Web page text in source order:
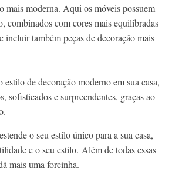
mais moderna. Aqui os móveis possuem
combinados com cores mais equilibradas
incluir também peças de decoração mais
de decoração moderno em sua casa,
sofisticados e surpreendentes, graças ao
o seu estilo único para a sua casa,
e o seu estilo. Além de todas essas
mais uma forcinha.